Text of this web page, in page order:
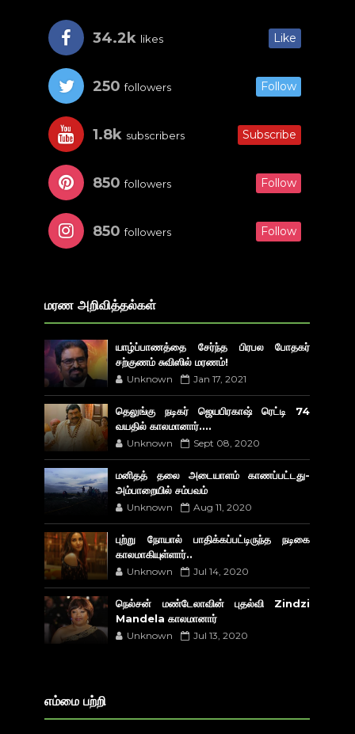
34.2k likes Like
250 followers Follow
1.8k subscribers Subscribe
850 followers Follow
850 followers Follow
மரண அறிவித்தல்கள்
யாழ்ப்பாணத்தை சேர்ந்த பிரபல போதகர்
சற்குணம் சுவிஸில் மரணம்!
Unknown Jan 17, 2021
தெலுங்கு நடிகர் ஜெயபிரகாஷ் ரெட்டி 74
வயதில் காலமானார்....
Unknown Sept 08, 2020
மனிதத் தலை அடையாளம் காணப்பட்டது-
அம்பாறையில் சம்பவம்
Unknown Aug 11, 2020
புற்று நோயால் பாதிக்கப்பட்டிருந்த நடிகை
காலமாகியுள்ளார்..
Unknown Jul 14, 2020
நெல்சன் மண்டேலாவின் புதல்வி Zindzi
Mandela காலமானார்
Unknown Jul 13, 2020
எம்மை பற்றி